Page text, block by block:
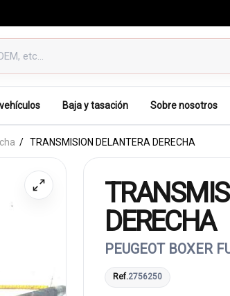
Baja y tasación Sobre nosotros
TRANSMISION DELANTERA DERECHA
DERECHA
PEUGEOT BOXER
Ref.2756250